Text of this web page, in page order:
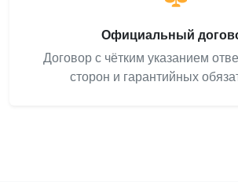
Официальный
Договор с чётким указанием
сторон и гарантийных